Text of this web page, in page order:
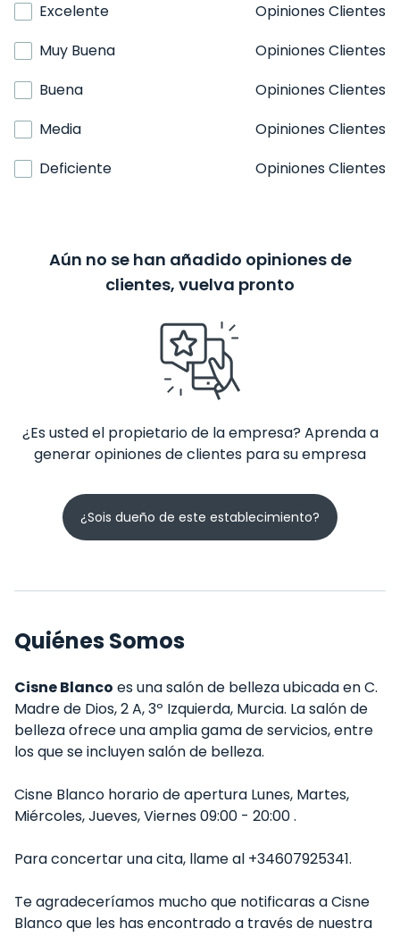
Excelente
Opiniones Clientes
Muy Buena
Opiniones Clientes
Buena
Opiniones Clientes
Media
Opiniones Clientes
Deficiente
Opiniones Clientes
Aún no se han añadido opiniones de
clientes, vuelva pronto
¿Es usted el propietario de la empresa? Aprenda a
generar opiniones de clientes para su empresa
¿Sois dueño de este establecimiento?
Quiénes Somos
Cisne Blanco es una salón de belleza ubicada en C.
Madre de Dios, 2 A, 3º Izquierda, Murcia. La salón de
belleza ofrece una amplia gama de servicios, entre
los que se incluyen salón de belleza.
Cisne Blanco horario de apertura Lunes, Martes,
Miércoles, Jueves, Viernes 09:00 - 20:00 .
Para concertar una cita, llame al +34607925341.
Te agradeceríamos mucho que notificaras a Cisne
Blanco que les has encontrado a través de nuestra